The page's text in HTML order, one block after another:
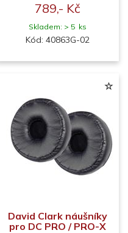
789,- Kč
Skladem: > 5 ks
Kód: 40863G-02
David Clark náušníky
pro DC PRO / PRO-X